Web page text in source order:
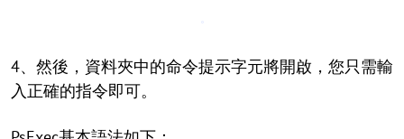
4、然後，資料夾中的命令提示字元將開啟，您只需輸
入正確的指令即可。